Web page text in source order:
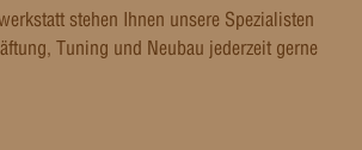
stehen Ihnen unsere Spezialisten
Tuning und Neubau jederzeit gerne